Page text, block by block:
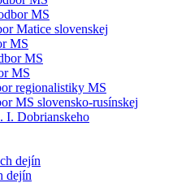
MS
Matice slovenskej
MS
MS
MS
regionalistiky MS
MS slovensko-rusínskej
I. Dobrianskeho
dejín
dejín